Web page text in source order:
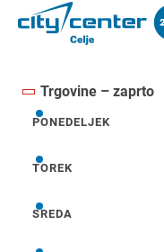
Trgovine – zaprto
ponedeljek
PONEDELJEK
torek
TOREK
sreda
SREDA